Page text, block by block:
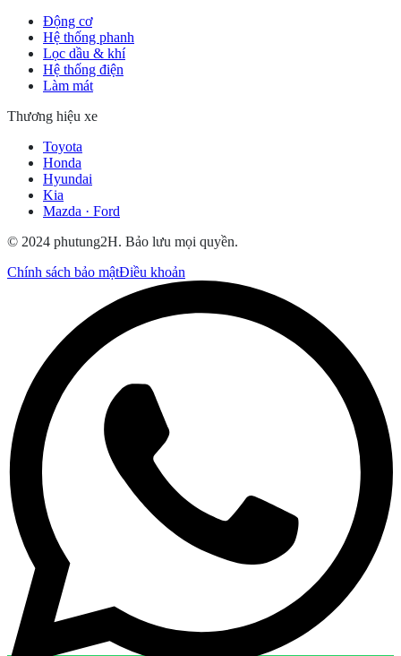
Động cơ
Hệ thống phanh
Lọc dầu & khí
Hệ thống điện
Làm mát
Thương hiệu xe
Toyota
Honda
Hyundai
Kia
Mazda · Ford
© 2024 phutung2H. Bảo lưu mọi quyền.
Chính sách bảo mậtĐiều khoản